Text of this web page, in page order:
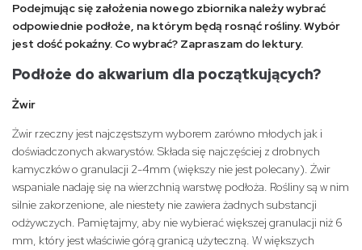
Podejmując się założenia nowego zbiornika należy wybrać
odpowiednie podłoże, na którym będą rosnąć rośliny. Wybór
jest dość pokaźny. Co wybrać? Zapraszam do lektury.
Podłoże do akwarium dla początkujących?
Żwir
Żwir rzeczny jest najczęstszym wyborem zarówno młodych jak i
doświadczonych akwarystów. Składa się najczęściej z drobnych
kamyczków o granulacji 2-4mm (większy nie jest polecany). Żwir
wspaniale nadaję się na wierzchnią warstwę podłoża. Rośliny są w nim
silnie zakorzenione, ale niestety nie zawiera żadnych substancji
odżywczych. Pamiętajmy, aby nie wybierać większej granulacji niż 6
mm, który jest właściwie górą granicą użyteczną. W większych